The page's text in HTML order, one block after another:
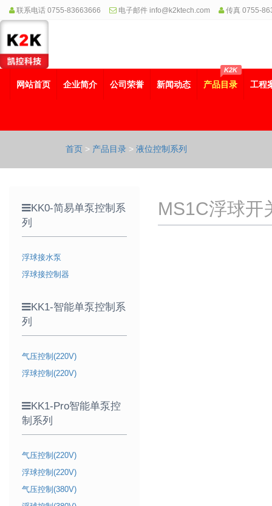
联系电话 0755-83663666 电子邮件 info@k2ktech.com 传真 0755-
网站首页 企业简介 公司荣誉 新闻动态 产品目录
K2K
工程
首页 > 产品目录 >液位控制系列
KK0-简易单泵控制系
列
浮球接水泵
浮球接控制器
KK1-智能单泵控制系
列
气压控制(220V)
浮球控制(220V)
KK1-Pro智能单泵控
制系列
气压控制(220V)
浮球控制(220V)
气压控制(380V)
MS1C浮球开